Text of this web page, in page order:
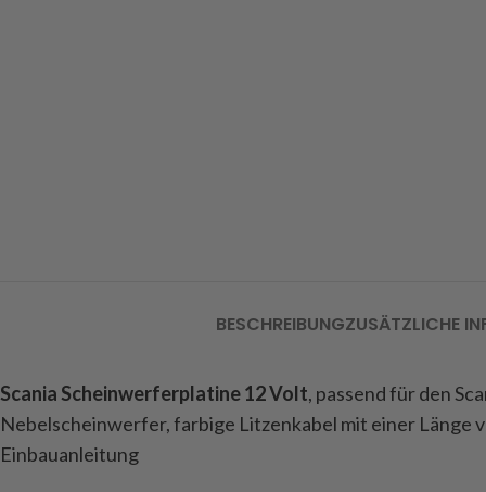
BESCHREIBUNGZUSÄTZLICHE
Scania Scheinwerferplatine 12 Volt, passend für den
Nebelscheinwerfer, farbige Litzenkabel mit einer Länge
Einbauanleitung